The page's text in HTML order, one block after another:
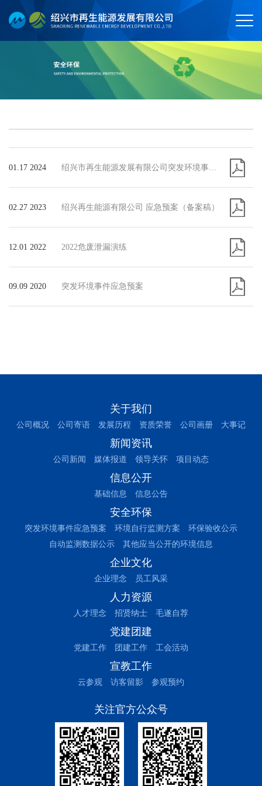
01.17 2024
02.27 2023 绍兴再生能源有限公司 应急预案（备案稿）
12.01 2022 2022危废泄漏演练
09.09 2020 突发环境事件应急预案
关于我们
公司概况 公司寄语 发展历程 资质荣誉 公司画册 大事记
新闻资讯
公司新闻 媒体报道 领导关怀 项目动态
信息公开
基础信息 信息公告
安全环保
突发环境事件应急预案 环境自行监测方案
环保验收公示
自动监测数据公示
其他应当公开的环境信息
企业文化
企业理念 员工风采
人力资源
人才理念 招贤纳士 毛遂自荐
党建团建
党建工作 团建工作 工会活动
宣教工作
云参观 访客留影 参观预约
关注官方公众号